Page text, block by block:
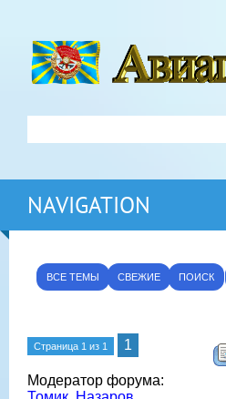
NAVIGATION
ВСЕ ТЕМЫ СВЕЖИЕ ПОИСК
Страница 1 из 1 1
Модератор форума: